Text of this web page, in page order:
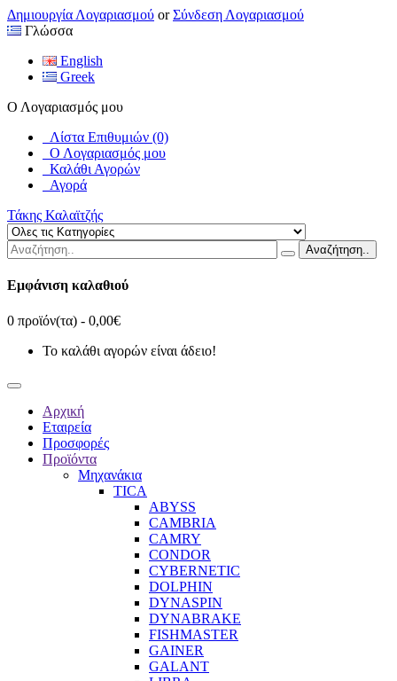
Δημιουργία Λογαριασμού orΣύνδεση Λογαριασμού
Γλώσσα
English
Greek
Ο Λογαριασμός μου
Λίστα Επιθυμιών (0)
Ο Λογαριασμός μου
Καλάθι Αγορών
Αγορά
Τάκης Καλαϊτζής
Αναζήτηση..
Εμφάνιση καλαθιού
0 προϊόν(τα) - 0,00€
Το καλάθι αγορών είναι άδειο!
Αρχική
Εταιρεία
Προσφορές
Προϊόντα
Μηχανάκια
TICA
ABYSS
CAMBRIA
CAMRY
CONDOR
CYBERNETIC
DOLPHIN
DYNASPIN
DYNABRAKE
FISHMASTER
GAINER
GALANT